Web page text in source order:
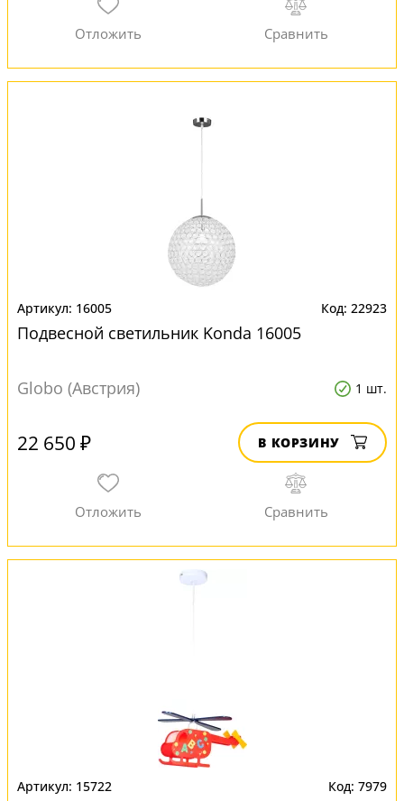
16005 22923
Подвесной светильник Konda 16005
Globo (Австрия) 1 шт.
22 650 ₽ В КОРЗИНУ
15722 7979